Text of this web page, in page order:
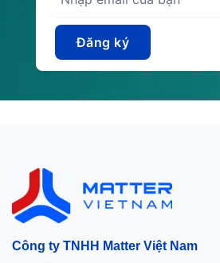
Công ty TNHH Matter Việt Nam